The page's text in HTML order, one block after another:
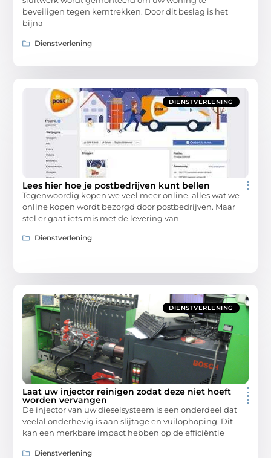
beveiligen tegen kerntrekken. Door dit beslag is het
bijna
Dienstverlening
DIENSTVERLENING
Lees hier hoe je postbedrijven kunt bellen
Tegenwoordig kopen we veel meer online, alles wat we
online kopen wordt bezorgd door postbedrijven. Maar
stel er gaat iets mis met de levering van
Dienstverlening
DIENSTVERLENING
Laat uw injector reinigen zodat deze niet hoeft
worden vervangen
De injector van uw dieselsysteem is een onderdeel dat
veelal onderhevig is aan slijtage en vuilophoping. Dit
kan een merkbare impact hebben op de efficiëntie
Dienstverlening